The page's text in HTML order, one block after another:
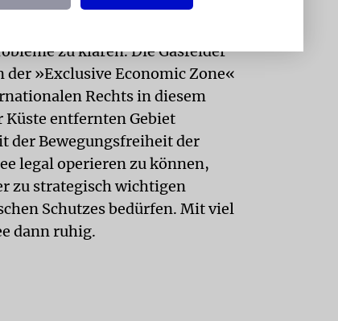
zu klären. Die Gasfelder
»Exclusive Economic Zone«
Rechts in diesem
Küste entfernten Gebiet
der Bewegungsfreiheit der
legal operieren zu können,
zu strategisch wichtigen
Schutzes bedürfen. Mit viel
dann ruhig.